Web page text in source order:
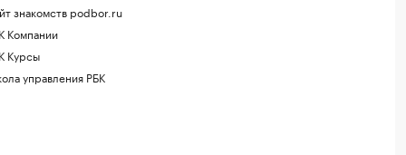
знакомств podbor.ru
Компании
Курсы
управления РБК